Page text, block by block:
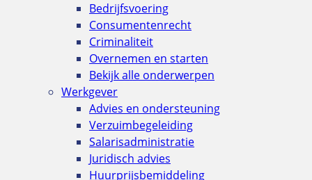
Bedrijfsvoering
Consumentenrecht
Criminaliteit
Overnemen en starten
Bekijk alle onderwerpen
Werkgever
Advies en ondersteuning
Verzuimbegeleiding
Salarisadministratie
Juridisch advies
Huurprijsbemiddeling